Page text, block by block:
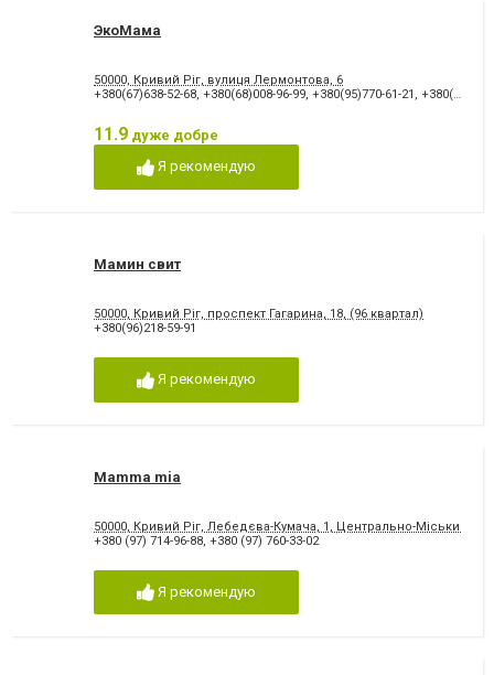
ЭкоМама
50000, Кривий Ріг, вулиця Лермонтова, 6
+380(67)638-52-68, +380(68)008-96-99, +380(95)770-61-21 , +380(93)304-91-50
11.9 дуже добре
Я рекомендую
Мамин свит
50000, Кривий Ріг, проспект Гагарина, 18, (96 квартал)
+380(96)218-59-91
Я рекомендую
Mamma mia
50000, Кривий Ріг, Лебедєва-Кумача, 1, Центрально-Міський
+380 (97) 714-96-88, +380 (97) 760-33-02
Я рекомендую